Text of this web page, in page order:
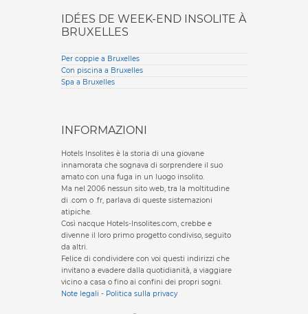
IDÉES DE WEEK-END INSOLITE À
BRUXELLES
Per coppie a Bruxelles
Con piscina a Bruxelles
Spa a Bruxelles
INFORMAZIONI
Hotels Insolites è la storia di una giovane
innamorata che sognava di sorprendere il suo
amato con una fuga in un luogo insolito.
Ma nel 2006 nessun sito web, tra la moltitudine
di .com o .fr, parlava di queste sistemazioni
atipiche.
Così nacque Hotels-Insolites.com, crebbe e
divenne il loro primo progetto condiviso, seguito
da altri.
Felice di condividere con voi questi indirizzi che
invitano a evadere dalla quotidianità, a viaggiare
vicino a casa o fino ai confini dei propri sogni.
Note legali - Politica sulla privacy